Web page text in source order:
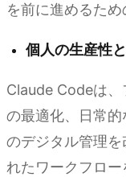
を前に進めるため
個人の生産性
Claude Codeは
の最適化、日常
のデジタル管理
れたワークフロ